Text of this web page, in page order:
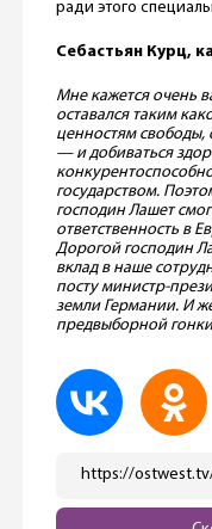
ради этого
Себастьян Курц,
Мне кажется очень
оставался таким
ценностям свободы,
— и добиваться
государством.
господин Лашет
ответственность в
Дорогой господин
вклад в наше
посту министр-
земли Германии. И
предвыборной